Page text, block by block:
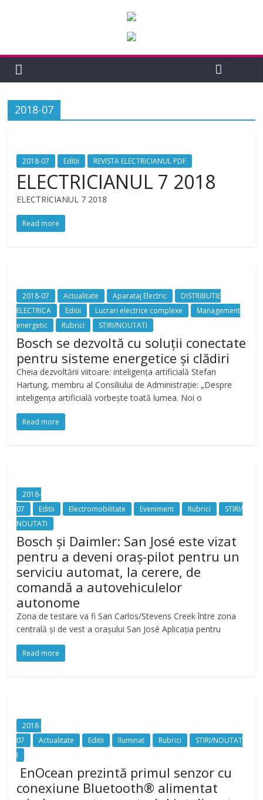
2018-07
2018-07 Editii REVISTA ELECTRICIANUL PDF
ELECTRICIANUL 7 2018
ELECTRICIANUL 7 2018
Read more
2018-07 Actualitate Aparataj Electric
DISTRIBUTIE
ELECTRICA
Editii Lucrari electrice complexe
Management
energetic
Rubrici STIRI/NOUTATI
Bosch se dezvoltă cu soluții conectate
pentru sisteme energetice și clădiri
Cheia dezvoltării viitoare: inteligența artificială Stefan
Hartung, membru al Consiliului de Administrație: „Despre
inteligența artificială vorbește toată lumea. Noi o
Read more
2018-
07
Editii Electromobilitate Eveniment Rubrici
STIRI/
NOUTATI
Bosch și Daimler: San José este vizat
pentru a deveni oraș-pilot pentru un
serviciu automat, la cerere, de
comandă a autovehiculelor
autonome
Zona de testare va fi San Carlos/Stevens Creek între zona
centrală și de vest a orașului San José Aplicația pentru
Read more
2018-
07
Actualitate Editii Iluminat Rubrici
STIRI/NOUTAT
I
EnOcean prezintă primul senzor cu
conexiune Bluetooth® alimentat